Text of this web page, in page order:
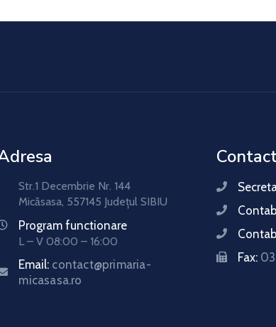
Str.1 Decembrie Nr. 144
Micăsasa, 557145 Județul SIBIU
Program functionare
L – V 08:00 – 16:00
Email: contact@primaria-
micasasa.ro
Fax: